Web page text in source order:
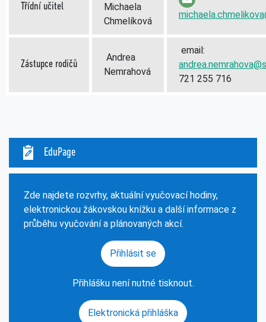
Třídní učitel
Michaela
Chmelíková
Zástupce rodičů
Andrea
Nemrahová
email:
721 255 716
EduPage
Zde najdete rozvrhy, aktuální vyučovací hodiny,
elektronickou žákovskou knížku a další informace z
průběhu vyučování a plánovaných akcí.
Přihlásit se
Přihlášku není nutné tisknout.
Elektronická přihláška